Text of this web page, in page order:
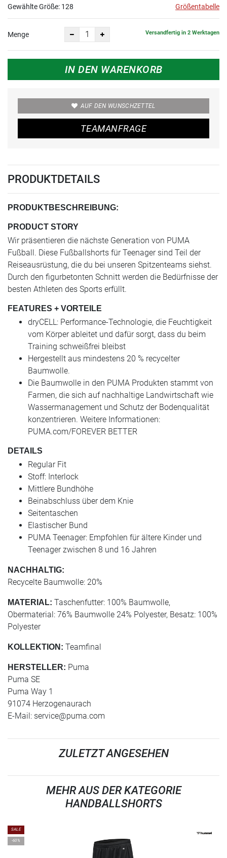
Gewählte Größe: 128 Größentabelle
Menge Versandfertig in 2 Werktagen
IN DEN WARENKORB
AUF DEN WUNSCHZETTEL
TEAMANFRAGE
PRODUKTDETAILS
PRODUKTBESCHREIBUNG:
PRODUCT STORY
Wir präsentieren die nächste Generation von PUMA
Fußball. Diese Fußballshorts für Teenager sind Teil der
Reiseausrüstung, die du bei unseren Spitzenteams siehst.
Durch den figurbetonten Schnitt werden die Bedürfnisse der
besten Athleten des Sports erfüllt.
FEATURES + VORTEILE
dryCELL: Performance-Technologie, die Feuchtigkeit
vom Körper ableitet und dafür sorgt, dass du beim
Training schweißfrei bleibst
Hergestellt aus mindestens 20 % recycelter
Baumwolle.
Die Baumwolle in den PUMA Produkten stammt von
Farmen, die sich auf nachhaltige Landwirtschaft wie
Wassermanagement und Schutz der Bodenqualität
konzentrieren. Weitere Informationen:
PUMA.com/FOREVER BETTER
DETAILS
Regular Fit
Stoff: Interlock
Mittlere Bundhöhe
Beinabschluss über dem Knie
Seitentaschen
Elastischer Bund
PUMA Teenager: Empfohlen für ältere Kinder und
Teenager zwischen 8 und 16 Jahren
NACHHALTIG:
Recycelte Baumwolle: 20%
MATERIAL: Taschenfutter: 100% Baumwolle,
Obermaterial: 76% Baumwolle 24% Polyester, Besatz: 100%
Polyester
KOLLEKTION: Teamfinal
HERSTELLER: Puma
Puma SE
Puma Way 1
91074 Herzogenaurach
E-Mail: service@puma.com
ZULETZT ANGESEHEN
MEHR AUS DER KATEGORIE
HANDBALLSHORTS
SALE
-60%